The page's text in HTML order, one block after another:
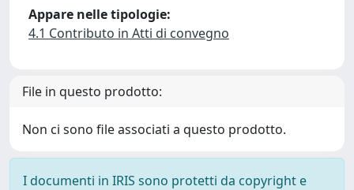
Appare nelle tipologie:
4.1 Contributo in Atti di convegno
File in questo prodotto:
Non ci sono file associati a questo prodotto.
I documenti in IRIS sono protetti da copyright e